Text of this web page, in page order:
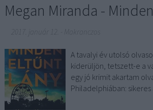
Megan Miranda -
Makranczos
A tavalyi év utolsó
kiderüljön, tetszett-e a
egy jó krimit akartam
Philadelphiában: